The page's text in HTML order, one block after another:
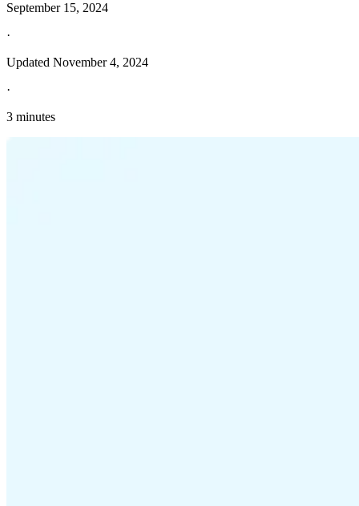
September 15, 2024
·
Updated November 4, 2024
·
3 minutes